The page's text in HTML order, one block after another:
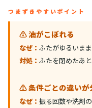
つまずきやすいポイント
⚠️ 油がこぼれる
なぜ： ふたがゆるいま
対処： ふたを閉めたあ
⚠️ 条件ごとの違いが
なぜ： 振る回数や洗剤